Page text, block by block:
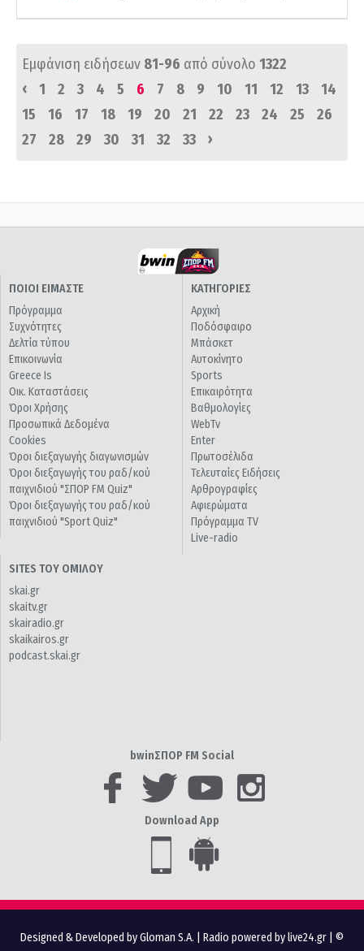
Εμφάνιση ειδήσεων 81-96 από σύνολο 1322
‹
1 2 3 4 5 6 7 8 9 10 11 12 13
14
15
16 17 18 19 20 21 22 23 24 25
26
27
28 29 30 31 32 33 ›
ΠΟΙΟΙ ΕΙΜΑΣΤΕ
Πρόγραμμα
Συχνότητες
Δελτία τύπου
Επικοινωνία
Greece Is
Οικ. Καταστάσεις
Όροι Χρήσης
Προσωπικά Δεδομένα
Cookies
Όροι διεξαγωγής διαγωνισμών
Όροι διεξαγωγής του ραδ/κού
παιχνιδιού "ΣΠΟΡ FM Quiz"
Όροι διεξαγωγής του ραδ/κού
παιχνιδιού "Sport Quiz"
ΚΑΤΗΓΟΡΙΕΣ
Αρχική
Ποδόσφαιρο
Μπάσκετ
Αυτοκίνητο
Sports
Επικαιρότητα
Βαθμολογίες
WebTv
Enter
Πρωτοσέλιδα
Τελευταίες Ειδήσεις
Αρθρογραφίες
Αφιερώματα
Πρόγραμμα TV
Live-radio
SITES ΤΟΥ ΟΜΙΛΟΥ
skai.gr
skaitv.gr
skairadio.gr
skaikairos.gr
podcast.skai.gr
bwinΣΠΟΡ FM Social
Download App
Designed & Developed by Gloman S.A. Radio powered by live24.gr | ©